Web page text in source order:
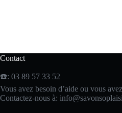
Contact
☎️: 03 89 57 33 52
Vous avez besoin d’aide ou vous
Contactez-nous à: